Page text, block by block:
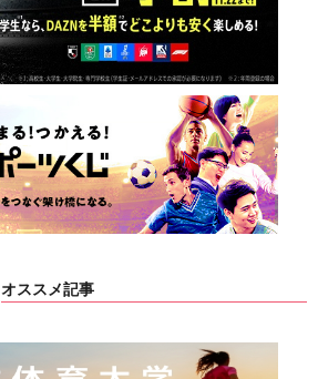
オススメ記事